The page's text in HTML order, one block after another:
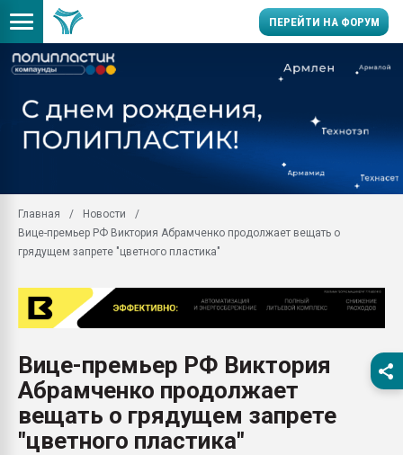
ПЕРЕЙТИ НА ФОРУМ
Вакуум-формовочные
28.07.2026
Всё, что касается
бутылок
вакуумного
Продам отходы
поликарбоната и АБС-
Armaloy PC/ABS-1IM
Главная
Новости
Вице-премьер РФ Виктория Абрамченко продолжает вещать о
грядущем запрете "цветного пластика"
Вице-премьер РФ Виктория
Абрамченко продолжает
вещать о грядущем запрете
"цветного пластика"